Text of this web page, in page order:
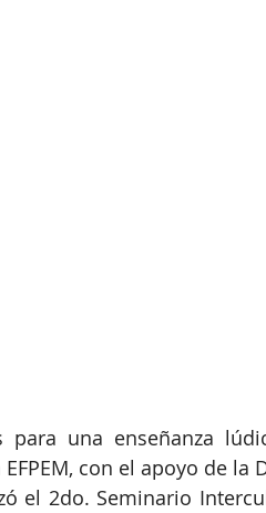
una enseñanza
con el apoyo de la
el 2do. Seminario